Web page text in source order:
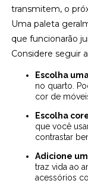
transmitem, o
Uma paleta
que funcionarão
Considere seguir
Escolha
no quarto.
cor de
Escolha
que você
contrastar
Adicione
traz vida ao
acessórios